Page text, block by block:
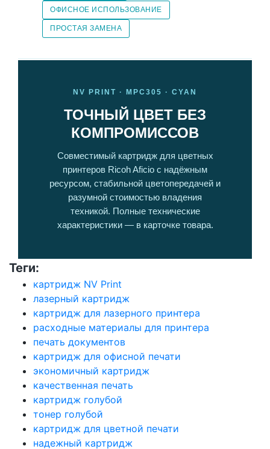
ОФИСНОЕ ИСПОЛЬЗОВАНИЕ
ПРОСТАЯ ЗАМЕНА
NV PRINT · MPC305 · CYAN
ТОЧНЫЙ ЦВЕТ БЕЗ
КОМПРОМИССОВ
Совместимый картридж для цветных
принтеров Ricoh Aficio с надёжным
ресурсом, стабильной цветопередачей и
разумной стоимостью владения
техникой. Полные технические
характеристики — в карточке товара.
Теги:
картридж NV Print
лазерный картридж
картридж для лазерного принтера
расходные материалы для принтера
печать документов
картридж для офисной печати
экономичный картридж
качественная печать
картридж голубой
тонер голубой
картридж для цветной печати
надежный картридж